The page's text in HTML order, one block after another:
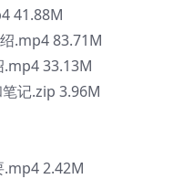
41.88M
.mp4 83.71M
33.13M
记.zip 3.96M
2.42M